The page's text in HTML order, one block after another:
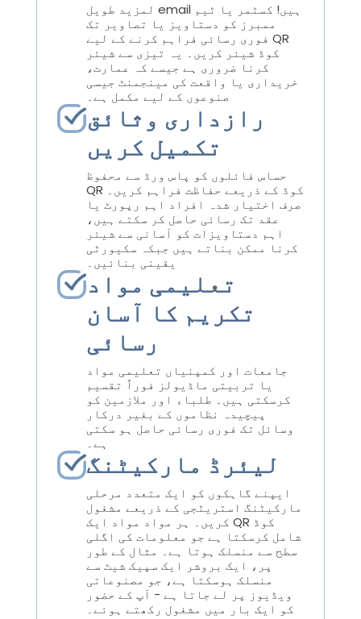
لمزید طویل email ہیں! کسٹمر یا ٹیم
ممبرز کو دستاویز یا تصاویر تک
فوری رسائی فراہم کرنے کے لیے QR
کوڈ شیئر کریں۔ یہ تیزی سے شیئر
کرنا ضروری ہے جیسے کہ عمارت،
خریداری یا واقعت کی مینجمنٹ جیسی
صنوعوں کے لیے مکمل ہے۔
رازداری وثائق
تکمیل کریں
حساس فائلوں کو پاس ورڈ سے محفوظ
QR کوڈ کے ذریعے حفاظت فراہم کریں۔
صرف اختیار شدہ افراد اہم رپورٹ یا
عقد تک رسائی حاصل کر سکتے ہیں،
اہم دستاویزات کو آسانی سے شیئر
کرنا ممکن بناتے ہیں جبکہ سکیورٹی
یقینی بنائیں۔
تعلیمی مواد
تکریم کا آسان
رسائی
جامعات اور کمپنیاں تعلیمی مواد
یا تربیتی ماڈیولز فوراً تقسیم
کرسکتی ہیں۔ طلباء اور ملازمین کو
پیچیدہ نظاموں کے بغیر درکار
وسائل تک فوری رسائی حاصل ہو سکتی
ہے۔
لیئرڈ مارکیٹنگ
ایپنے گاہکوں کو ایک متعدد مرحلی
مارکیٹنگ استریٹجی کے ذریعے مشغول
کریں۔ ہر مواد مواد ایک QR کوڈ
شامل کرسکتا ہے جو معلومات کی اگلی
سطح سے منسلک ہوتا ہے۔ مثال کے طور
پر، ایک بروشر ایک سپیک شیٹ سے
منسلک ہوسکتا ہے، جو مصنوعاتی
ویڈیوز پر لے جاتا ہے - آپ کے حضور
کو ایک بار میں مشغول رکھتے ہوئے۔